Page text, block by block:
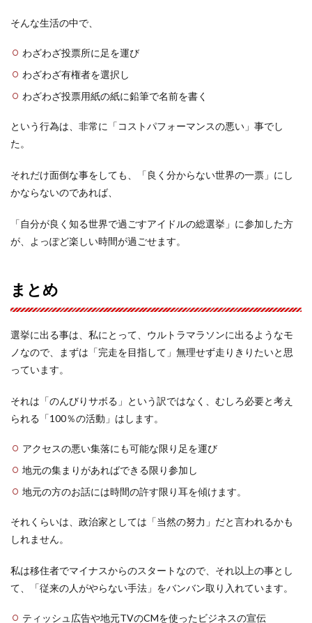
そんな生活の中で、
わざわざ投票所に足を運び
わざわざ有権者を選択し
わざわざ投票用紙の紙に鉛筆で名前を書く
という行為は、非常に「コストパフォーマンスの悪い」事でし
た。
それだけ面倒な事をしても、「良く分からない世界の一票」にし
かならないのであれば、
「自分が良く知る世界で過ごすアイドルの総選挙」に参加した方
が、よっぽど楽しい時間が過ごせます。
まとめ
選挙に出る事は、私にとって、ウルトラマラソンに出るようなモ
ノなので、まずは「完走を目指して」無理せず走りきりたいと思
っています。
それは「のんびりサボる」という訳ではなく、むしろ必要と考え
られる「100％の活動」はします。
アクセスの悪い集落にも可能な限り足を運び
地元の集まりがあればできる限り参加し
地元の方のお話には時間の許す限り耳を傾けます。
それくらいは、政治家としては「当然の努力」だと言われるかも
しれません。
私は移住者でマイナスからのスタートなので、それ以上の事とし
て、「従来の人がやらない手法」をバンバン取り入れています。
ティッシュ広告や地元TVのCMを使ったビジネスの宣伝